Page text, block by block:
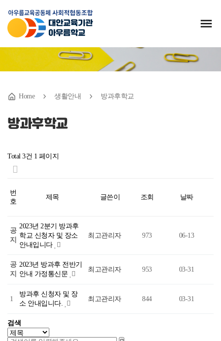
Home 생활안내 방과후학교
방과후학교
Total 3건 1 페이지
번
호
제목 글쓴이 조회 날짜
공
지
2023년 2분기 방과후
학교 신청자 및 장소
안내입니다
최고관리자 973 06-13
공
지
2023년 방과후 전반기
안내 가정통신문
최고관리자 953 03-31
1
방과후 신청자 및 장
소 안내입니다.
최고관리자 844 03-31
검색